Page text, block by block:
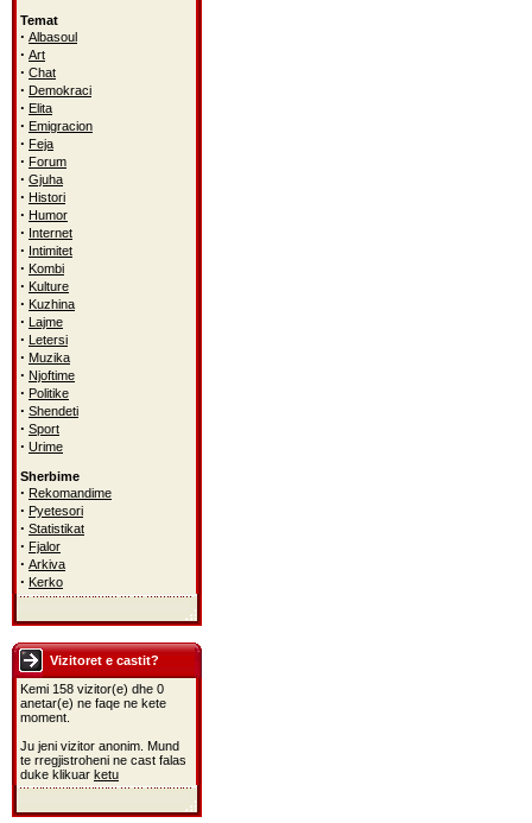
Temat
· Albasoul
· Art
· Chat
· Demokraci
· Elita
· Emigracion
· Feja
· Forum
· Gjuha
· Histori
· Humor
· Internet
· Intimitet
· Kombi
· Kulture
· Kuzhina
· Lajme
· Letersi
· Muzika
· Njoftime
· Politike
· Shendeti
· Sport
· Urime
Sherbime
· Rekomandime
· Pyetesori
· Statistikat
· Fjalor
· Arkiva
· Kerko
Vizitoret e castit?
Kemi 158 vizitor(e) dhe 0
anetar(e) ne faqe ne kete
moment.
Ju jeni vizitor anonim. Mund
te rregjistroheni ne cast falas
duke klikuar ketu